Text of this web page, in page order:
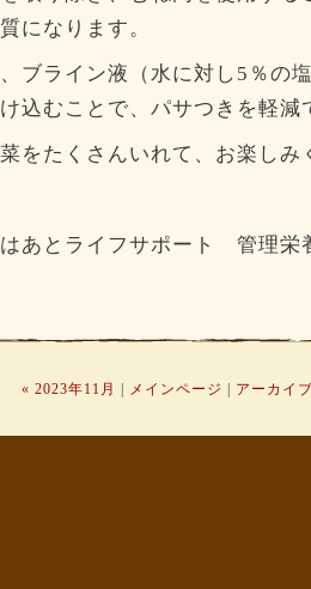
になります。
ブライン液（水に対し5％の
込むことで、パサつきを軽減
をたくさんいれて、お楽しみ
はあとライフサポート 管理
« 2023年11月 | メインページ | アーカイ